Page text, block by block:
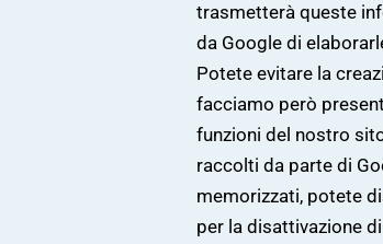
trasmetterà queste
da Google di
Potete evitare la
facciamo però
funzioni del nostro
raccolti da parte di
memorizzati, potete
per la disattivazione